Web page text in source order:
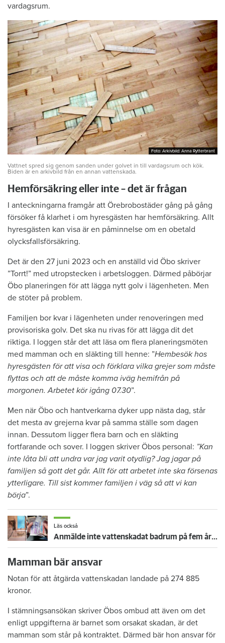
vardagsrum.
Foto: Arkivbild: Anna Rytterbrant
Foto: Arkivbild: Anna Rytterbrant
Vattnet spred sig genom sanden under golvet in till vardagsrum och kök.
Biden är en arkivbild från en annan vattenskada.
Hemförsäkring eller inte – det är frågan
I anteckningarna framgår att Örebrobostäder gång på gång
försöker få klarhet i om hyresgästen har hemförsäkring. Allt
hyresgästen kan visa är en påminnelse om en obetald
olycksfallsförsäkring.
Det är den 27 juni 2023 och en anställd vid Öbo skriver
”Torrt!” med utropstecken i arbetsloggen. Därmed påbörjar
Öbo planeringen för att lägga nytt golv i lägenheten. Men
de stöter på problem.
Familjen bor kvar i lägenheten under renoveringen med
provisoriska golv. Det ska nu rivas för att lägga dit det
riktiga. I loggen står det att läsa om flera planeringsmöten
med mamman och en släkting till henne: ”Hembesök hos
hyresgästen för att visa och förklara vilka grejer som måste
flyttas och att de måste komma iväg hemifrån på
morgonen. Arbetet kör igång 07.30”.
Men när Öbo och hantverkarna dyker upp nästa dag, står
det mesta av grejerna kvar på samma ställe som dagen
innan. Dessutom ligger flera barn och en släkting
fortfarande och sover. I loggen skriver Öbos personal: ”Kan
inte låta bli att undra var jag varit otydlig? Jag jagar på
familjen så gott det går. Allt för att arbetet inte ska försenas
ytterligare. Till sist kommer familjen i väg så att vi kan
börja”.
Läs också
Anmälde inte vattenskadat badrum på fem år – krävs på 125 000 kronor
Mamman bär ansvar
Notan för att åtgärda vattenskadan landade på 274 885
kronor.
I stämningsansökan skriver Öbos ombud att även om det
enligt uppgifterna är barnet som orsakat skadan, är det
mamman som står på kontraktet. Därmed bär hon ansvar för